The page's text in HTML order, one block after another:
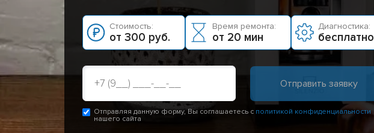
Стоимость:
от 300 руб.
Время ремонта:
от 20 мин
Диагностика:
бесплатно
Отправляя данную форму, Вы соглашаетесь с политикой конфиденциальности
нашего сайта